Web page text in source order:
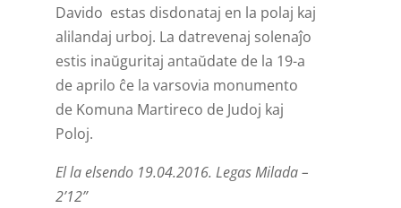
Davido estas disdonataj en la polaj kaj
alilandaj urboj. La datrevenaj solenaĵo
estis inaŭguritaj antaŭdate de la 19-a
de aprilo ĉe la varsovia monumento
de Komuna Martireco de Judoj kaj
Poloj.
El la elsendo 19.04.2016. Legas Milada –
2’12”